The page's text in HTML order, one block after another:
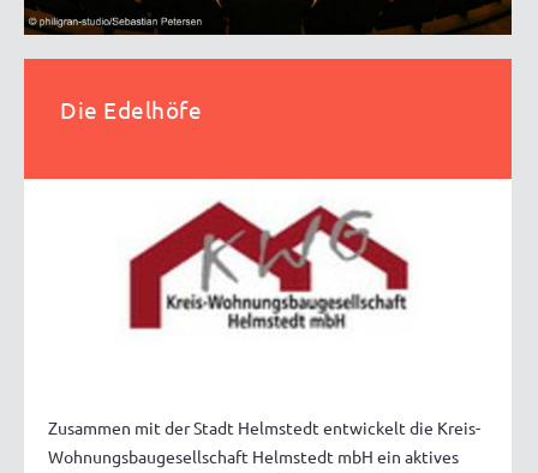
Die Edelhöfe
Zusammen mit der Stadt Helmstedt entwickelt die Kreis-
Wohnungsbaugesellschaft Helmstedt mbH ein aktives